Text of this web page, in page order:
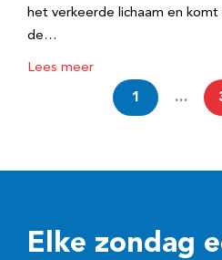
het verkeerde lichaam en
de…
Lees meer
1 …
Elke zondag